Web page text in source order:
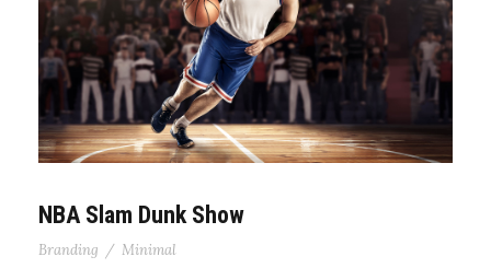
NBA Slam Dunk Show
Branding / Minimal